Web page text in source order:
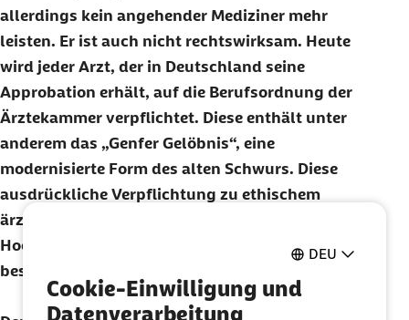
DEU
Cookie-Einwilligung und
Datenverarbeitung
allerdings kein angehender Mediziner mehr
leisten. Er ist auch nicht rechtswirksam. Heute
wird jeder Arzt, der in Deutschland seine
Approbation erhält, auf die Berufsordnung der
Ärztekammer verpflichtet. Diese enthält unter
anderem das „Genfer Gelöbnis“, eine
modernisierte Form des alten Schwurs. Diese
ausdrückliche Verpflichtung zu ethischem
ärztlichen Handeln wird von einigen
Hochschulen in zentralen Feierstunden
besonders herausgestellt.